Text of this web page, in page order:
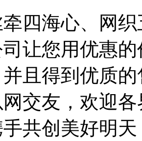
海心、网织
让您用优惠
且得到优质
交友，欢迎
共创美好明